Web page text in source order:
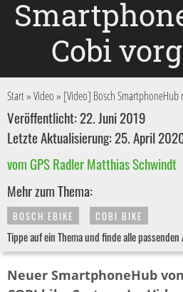
Cobi
Start»Video» [Video] Bosch SmartphoneHub
Veröffentlicht: 22. Juni 2019
Letzte Aktualisierung: 25. April
vom GPS Radler Matthias Schwindt
Mehr zum Thema:
BOSCH EBIKE COBI BIKE
Tippe auf ein Thema und finde alle
Neuer SmartphoneHub